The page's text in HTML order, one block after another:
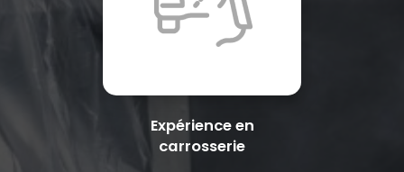
Expérience en
carrosserie